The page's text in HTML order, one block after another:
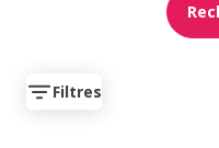
Filtres